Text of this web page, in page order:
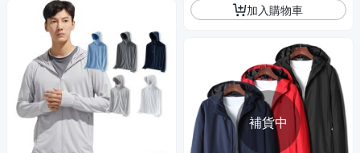
加入購物車
補貨中